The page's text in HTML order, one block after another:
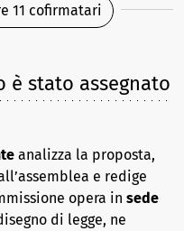
11 cofirmatari
è stato assegnato
analizza la proposta,
e redige
opera in sede
di legge, ne